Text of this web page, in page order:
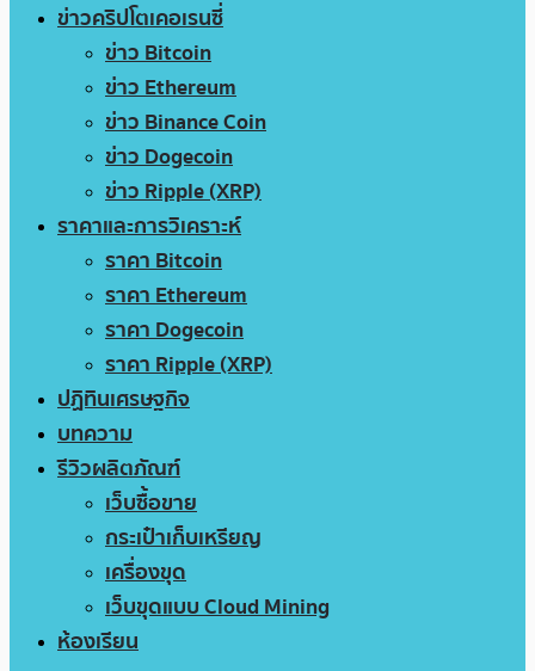
ข่าวคริปโตเคอเรนซี่
ข่าว Bitcoin
ข่าว Ethereum
ข่าว Binance Coin
ข่าว Dogecoin
ข่าว Ripple (XRP)
ราคาและการวิเคราะห์
ราคา Bitcoin
ราคา Ethereum
ราคา Dogecoin
ราคา Ripple (XRP)
ปฏิทินเศรษฐกิจ
บทความ
รีวิวผลิตภัณฑ์
เว็บซื้อขาย
กระเป๋าเก็บเหรียญ
เครื่องขุด
เว็บขุดแบบ Cloud Mining
ห้องเรียน